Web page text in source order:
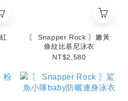
〖 Snapper Rock 〗嫩黃
條紋比基尼泳衣
NT$2,580